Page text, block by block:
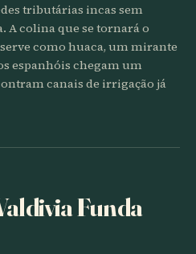
tributárias incas sem
A colina que se tornará o
como huaca, um mirante
espanhóis chegam um
canais de irrigação já
Funda